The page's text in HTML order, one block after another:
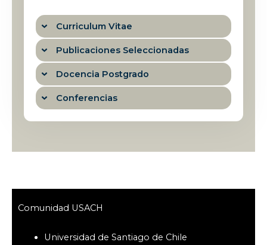
Curriculum Vitae
Publicaciones Seleccionadas
Docencia Postgrado
Conferencias
Comunidad USACH
Universidad de Santiago de Chile